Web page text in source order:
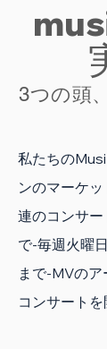
3つの頭
私たちの
ンのマーケ
連のコンサ
で-毎週火曜
まで-MVの
コンサートを